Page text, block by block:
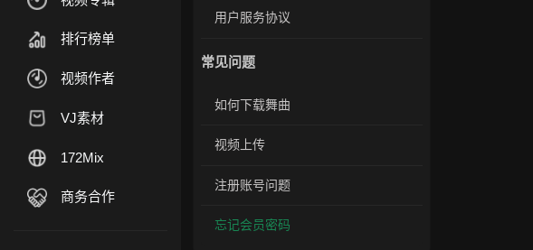
排行榜单
视频作者
VJ素材
172Mix
商务合作
用户服务协议
常见问题
如何下载舞曲
视频上传
注册账号问题
忘记会员密码